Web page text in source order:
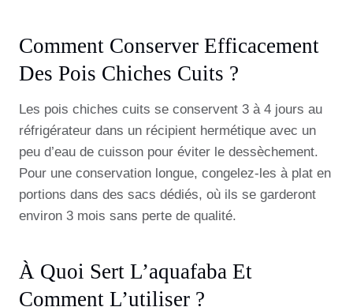
Comment Conserver Efficacement
Des Pois Chiches Cuits ?
Les pois chiches cuits se conservent 3 à 4 jours au
réfrigérateur dans un récipient hermétique avec un
peu d’eau de cuisson pour éviter le dessèchement.
Pour une conservation longue, congelez-les à plat en
portions dans des sacs dédiés, où ils se garderont
environ 3 mois sans perte de qualité.
À Quoi Sert L’aquafaba Et
Comment L’utiliser ?